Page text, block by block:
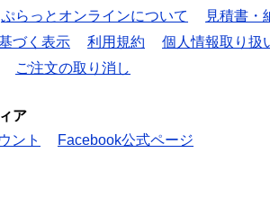
ぷらっとオンラインについて 見積書・
づく表示
利用規約 個人情報取り扱
ご注文の取り消し
ア
ント
Facebook公式ページ